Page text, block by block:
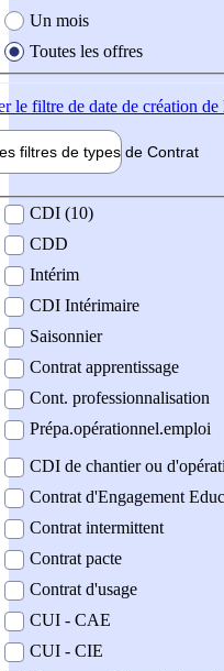
Un mois
Toutes les offres
le filtre de date de création
filtres de types de Contrat
contrat
CDI (10)
CDD
Intérim
CDI Intérimaire
Saisonnier
Contrat apprentissage
Cont. professionnalisation
Prépa.opérationnel.emploi
CDI de chantier ou
Contrat d'Engagement
Contrat intermittent
Contrat pacte
Contrat d'usage
CUI - CAE
CUI - CIE